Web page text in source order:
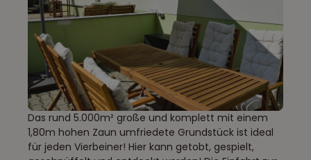
Das rund 5.000m² große und komplett mit einem
1,80m hohen Zaun umfriedete Grundstück ist ideal
für jeden Vierbeiner! Hier kann getobt, gespielt,